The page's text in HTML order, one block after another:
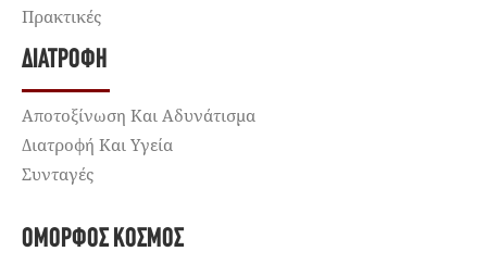
Πρακτικές
ΔΙΑΤΡΟΦΉ
Αποτοξίνωση Και Αδυνάτισμα
Διατροφή Και Υγεία
Συνταγές
ΌΜΟΡΦΟΣ ΚΌΣΜΟΣ